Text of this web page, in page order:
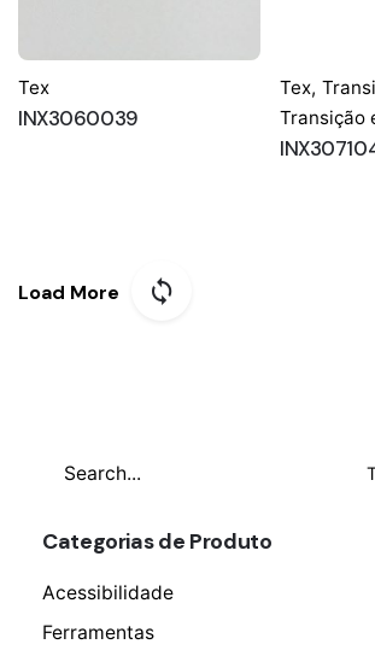
Search
Categorias de Produto
Acessibilidade
Ferramentas
Tex
INX3060039
Tex,
Transição
Load More